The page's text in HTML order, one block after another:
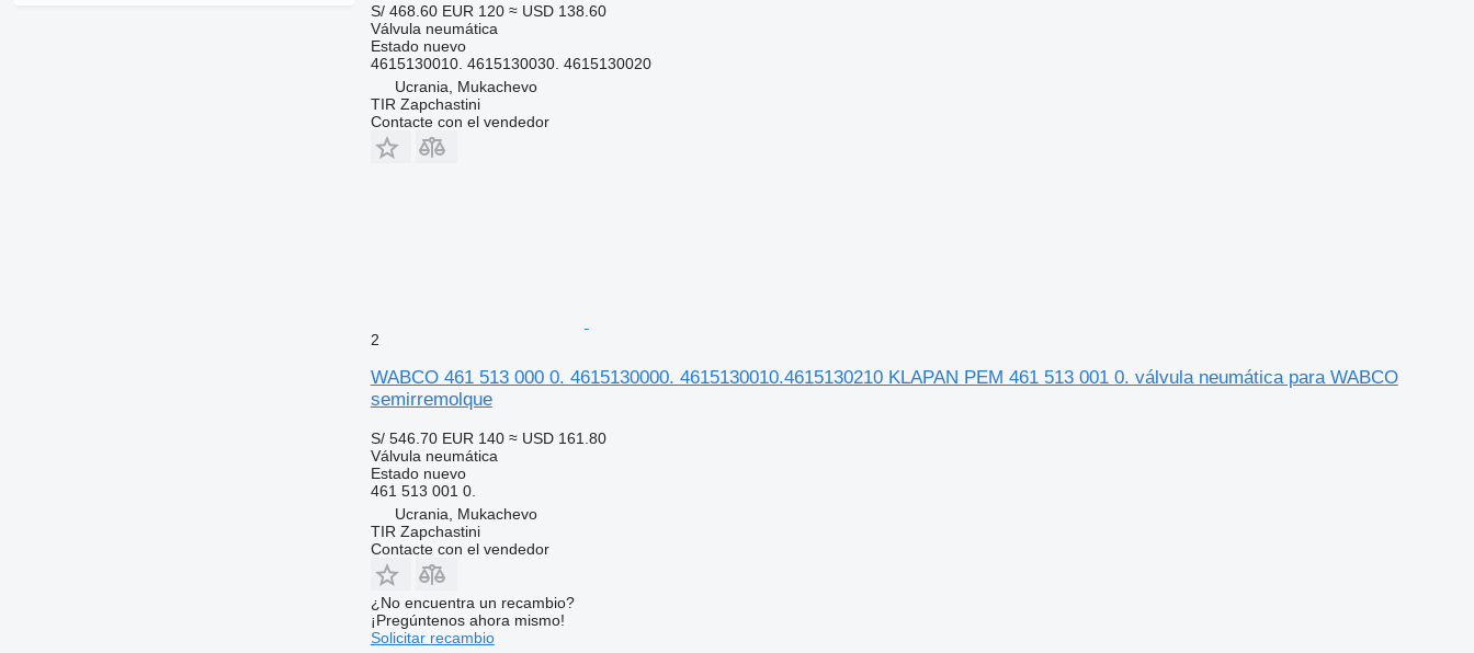
S/ 468.60 EUR 120 ≈ USD 138.60
Válvula neumática
Estadonuevo
4615130010. 4615130030. 4615130020
Ucrania, Mukachevo
TIR Zapchastini
Contacte con el vendedor
2
WABCO 461 513 000 0. 4615130000. 4615130010.4615130210 KLAPAN PEM 461 513 001 0. válvula neumática para WABCO
semirremolque
S/ 546.70 EUR 140 ≈ USD 161.80
Válvula neumática
Estadonuevo
461 513 001 0.
Ucrania, Mukachevo
TIR Zapchastini
Contacte con el vendedor
¿No encuentra un recambio?
¡Pregúntenos ahora mismo!
Solicitar recambio